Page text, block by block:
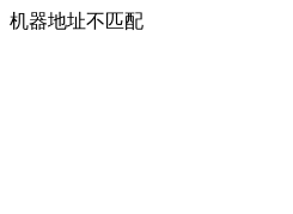
机器地址不匹配